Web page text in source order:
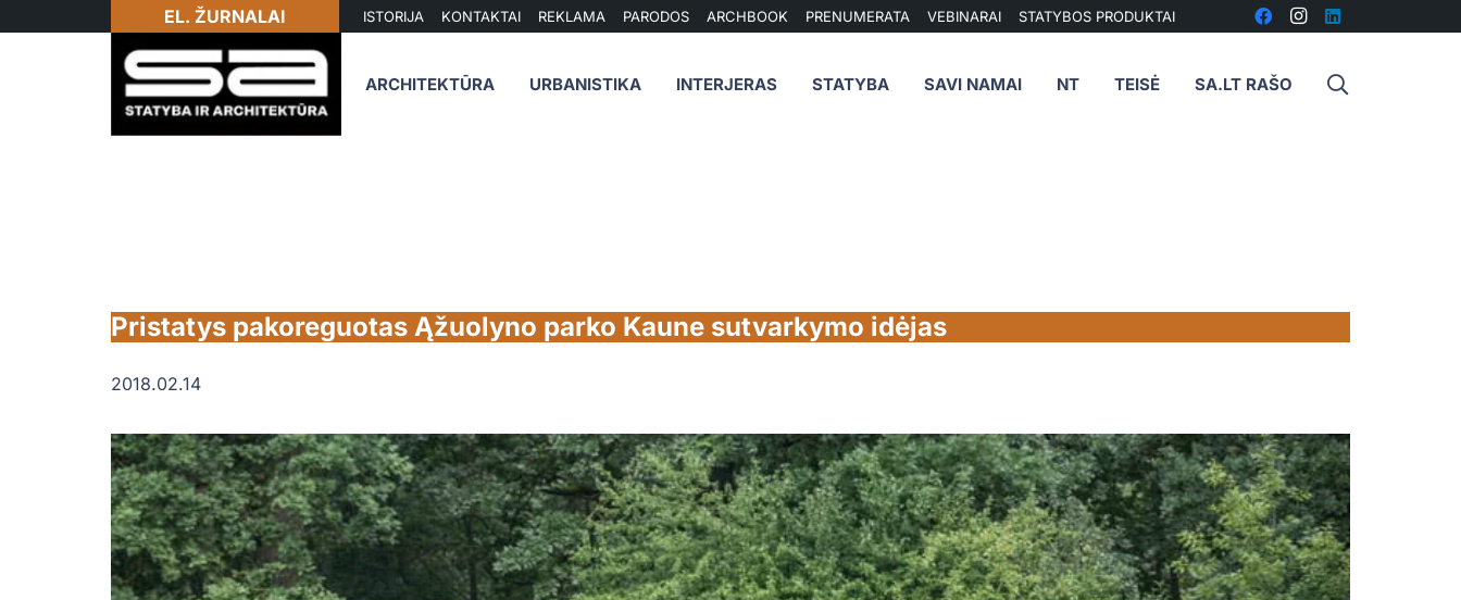
EL. ŽURNALAI ISTORIJA KONTAKTAI REKLAMA PARODOS ARCHBOOK PRENUMERATA VEBINARAI STATYBOS PRODUKTAI
ARCHITEKTŪRA URBANISTIKA INTERJERAS STATYBA SAVI NAMAI NT TEISĖ SA.LT RAŠO
Pristatys pakoreguotas Ąžuolyno parko Kaune sutvarkymo idėjas
2018.02.14